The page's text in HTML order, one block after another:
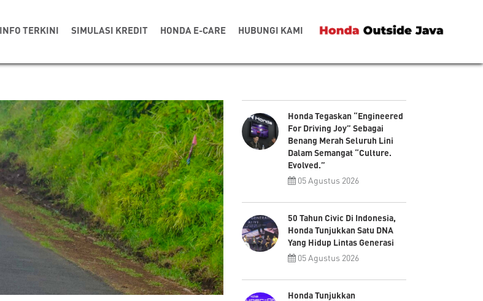
INFO TERKINI SIMULASI KREDIT HONDA E-CARE HUBUNGI KAMI
Honda Tegaskan “Engineered
For Driving Joy” Sebagai
Benang Merah Seluruh Lini
Dalam Semangat “Culture.
Evolved.”
05 Agustus 2026
50 Tahun Civic Di Indonesia,
Honda Tunjukkan Satu DNA
Yang Hidup Lintas Generasi
05 Agustus 2026
Honda Tunjukkan